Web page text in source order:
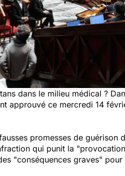
dans le milieu médical ?
approuvé ce mercredi 14
promesses de guérison
qui punit la
"conséquences graves" pour